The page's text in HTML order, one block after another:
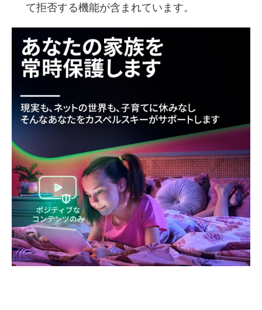
て拒否する機能が含まれています。